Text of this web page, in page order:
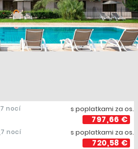
7 nocí
s poplatkami za os.
797,66 €
7 nocí
s poplatkami za os.
720,58 €